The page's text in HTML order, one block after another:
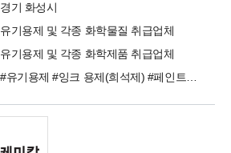
경기 화성시
유기용제 및 각종 화학물질 취급업체
유기용제 및 각종 화학제품 취급업체